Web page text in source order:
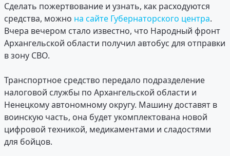
Сделать пожертвование и узнать, как расходуются
средства, можно на сайте Губернаторского центра.
Вчера вечером стало известно, что Народный фронт
Архангельской области получил автобус для отправки
в зону СВО.
Транспортное средство передало подразделение
налоговой службы по Архангельской области и
Ненецкому автономному округу. Машину доставят в
воинскую часть, она будет укомплектована новой
цифровой техникой, медикаментами и сладостями
для бойцов.